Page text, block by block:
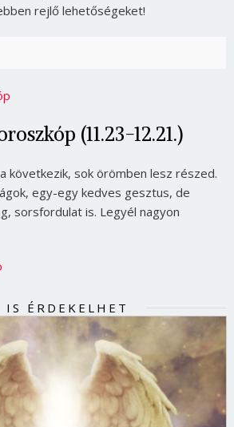
rejlő lehetőségeket!
(11.23-12.21.)
következik, sok örömben lesz részed.
egy-egy kedves gesztus, de
sorsfordulat is. Legyél nagyon
IS ÉRDEKELHET